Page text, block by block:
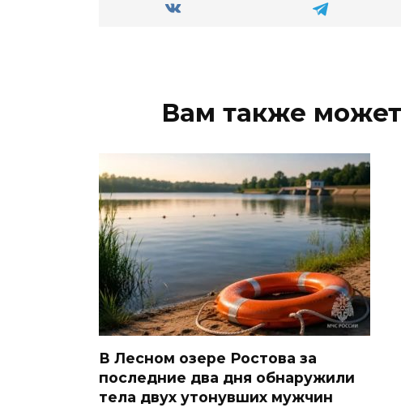
Вам также
В Лесном озере Ростова за
последние два дня обнаружили
тела двух утонувших мужчин